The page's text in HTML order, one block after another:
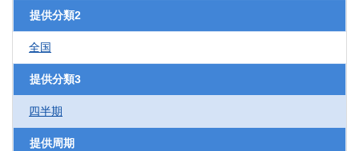
提供分類2
全国
提供分類3
四半期
提供周期